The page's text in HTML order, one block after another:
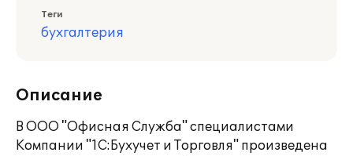
Теги
бухгалтерия
Описание
В ООО "Офисная Служба" специалистами
Компании "1C:Бухучет и Торговля" произведена